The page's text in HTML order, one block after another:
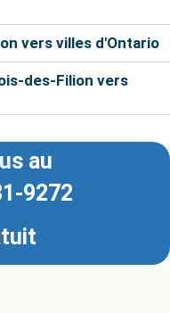
vers villes d'Ontario
des-Filion vers
au
9272